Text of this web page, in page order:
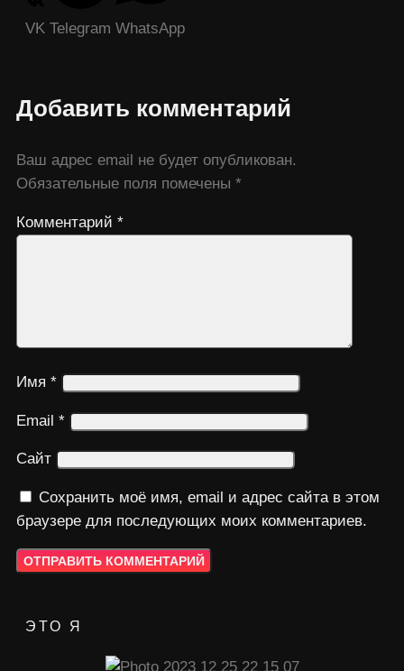
VK Telegram WhatsApp
Добавить комментарий
Ваш адрес email не будет опубликован.
Обязательные поля помечены *
Комментарий *
Имя *
Email *
Сайт
Сохранить моё имя, email и адрес сайта в этом
браузере для последующих моих комментариев.
ЭТО Я